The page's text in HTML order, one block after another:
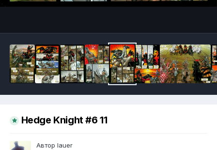
Hedge Knight #6 11
Автор lauer